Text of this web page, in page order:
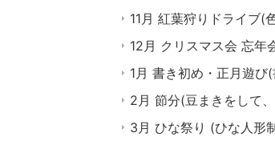
11月 紅葉狩りドライブ(
12月 クリスマス会 忘年
1月 書き初め・正月遊び
2月 節分(豆まきをして
3月 ひな祭り (ひな人形